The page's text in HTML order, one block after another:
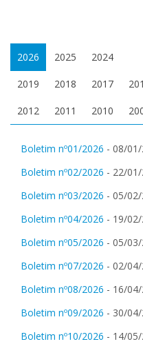
2026 2025 2024
2019 2018 2017
2012 2011 2010
Boletim nº01/2026 - 08/
Boletim nº02/2026 - 22/
Boletim nº03/2026 - 05/
Boletim nº04/2026 - 19/
Boletim nº05/2026 - 05/
Boletim nº07/2026 - 02/
Boletim nº08/2026 - 16/
Boletim nº09/2026 - 30/
Boletim nº10/2026 - 14/